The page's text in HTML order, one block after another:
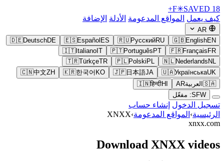
F✳SAVED 18+
كيف يعمل المواقع المدعومة الأدلة الإضافة
AR
🇬🇧EnglishEN
🇷🇺РусскийRU
🇪🇸Español ES
🇩🇪DeutschDE
🇫🇷Français FR
🇵🇹Português PT
🇮🇹Italiano IT
🇳🇱Nederlands NL
🇵🇱Polski PL
🇹🇷TürkçeTR
🇺🇦УкраїнськаUK
🇯🇵日本語JA
🇰🇷한국어 KO
🇨🇳中文ZH
🇸🇦 العربيةAR
🇮🇳हिन्दीHI
SFW: مفعّل
تسجيل الدخول إنشاء حساب
الرئيسية› المواقع المدعومة›
XNXX
xnxx.com
Download XNXX videos